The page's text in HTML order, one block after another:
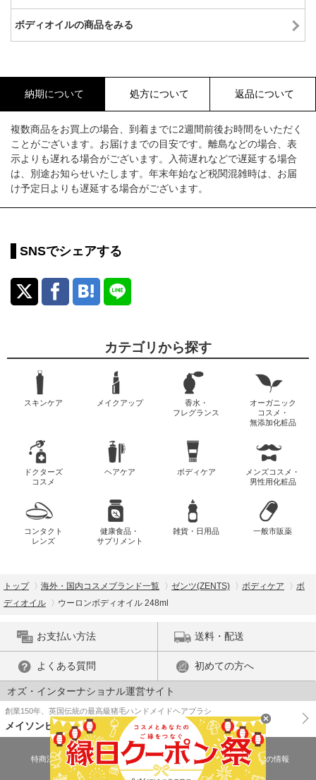
ボディオイルの商品をみる
納期について 処方について 返品について
複数商品をお買上の場合、到着までに2週間前後お時間をいただく
ことがございます。お届けまでの目安です。離島などの場合、表
示よりも遅れる場合がございます。入荷遅れなどで遅延する場合
は、別途お知らせいたします。年末年始など税関混雑時は、お届
け予定日よりも遅延する場合がございます。
SNSでシェアする
カテゴリから探す
スキンケア メイクアップ
香水・
フレグランス
オーガニック
コスメ・
無添加化粧品
ドクターズ
コスメ
ヘアケア ボディケア
メンズコスメ・
男性用化粧品
コンタクト
レンズ
健康食品・
サプリメント
雑貨・日用品 一般市販薬
トップ 海外・国内コスメブランド一覧 ゼンツ(ZENTS) ボディケア
ボ
ディオイル
ウーロンボディオイル 248ml
お支払い方法 送料・配送
よくある質問 初めての方へ
オズ・インターナショナル運営サイト
創業150年、英国伝統の最高級猪毛ハンドメイドヘアブラシ
メイソンピアソン
特商法に基づく表示 プライバシーポリシー
医薬品販売許可証の情報
ご利用規約
PC版で表示